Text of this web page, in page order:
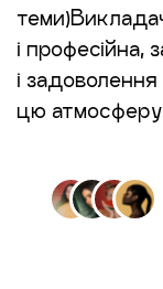
і професійна,
і
цю атмосферу